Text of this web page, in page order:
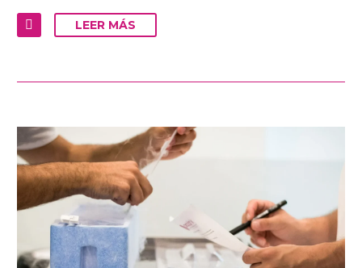
LEER MÁS